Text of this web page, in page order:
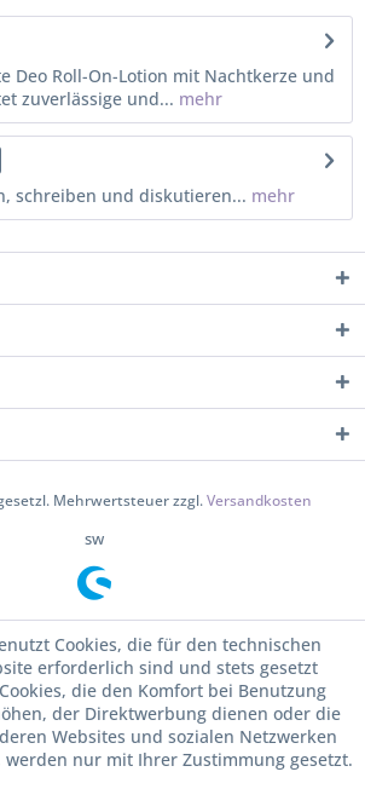
Deo Roll-On-Lotion mit Nachtkerze und
zuverlässige und... mehr
schreiben und diskutieren... mehr
Mehrwertsteuer zzgl.Versandkosten
sw
Cookies, die für den technischen
erforderlich sind und stets gesetzt
die den Komfort bei Benutzung
der Direktwerbung dienen oder die
Websites und sozialen Netzwerken
nur mit Ihrer Zustimmung gesetzt.